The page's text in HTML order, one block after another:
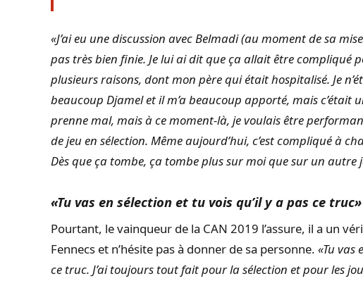
«J’ai eu une discussion avec Belmadi (au moment de sa
pas très bien finie. Je lui ai dit que ça allait être compliqué
plusieurs raisons, dont mon père qui était hospitalisé. Je
beaucoup Djamel et il m’a beaucoup apporté, mais c’était
prenne mal, mais à ce moment-là, je voulais être
de jeu en sélection. Même aujourd’hui, c’est compliqué à
Dès que ça tombe, ça tombe plus sur moi que sur un autre
«Tu vas en sélection et tu vois qu’il y a pas ce truc»
Pourtant, le vainqueur de la CAN 2019 l’assure, il a un
Fennecs et n’hésite pas à donner de sa personne. «Tu vas
ce truc. J’ai toujours tout fait pour la sélection et pour les